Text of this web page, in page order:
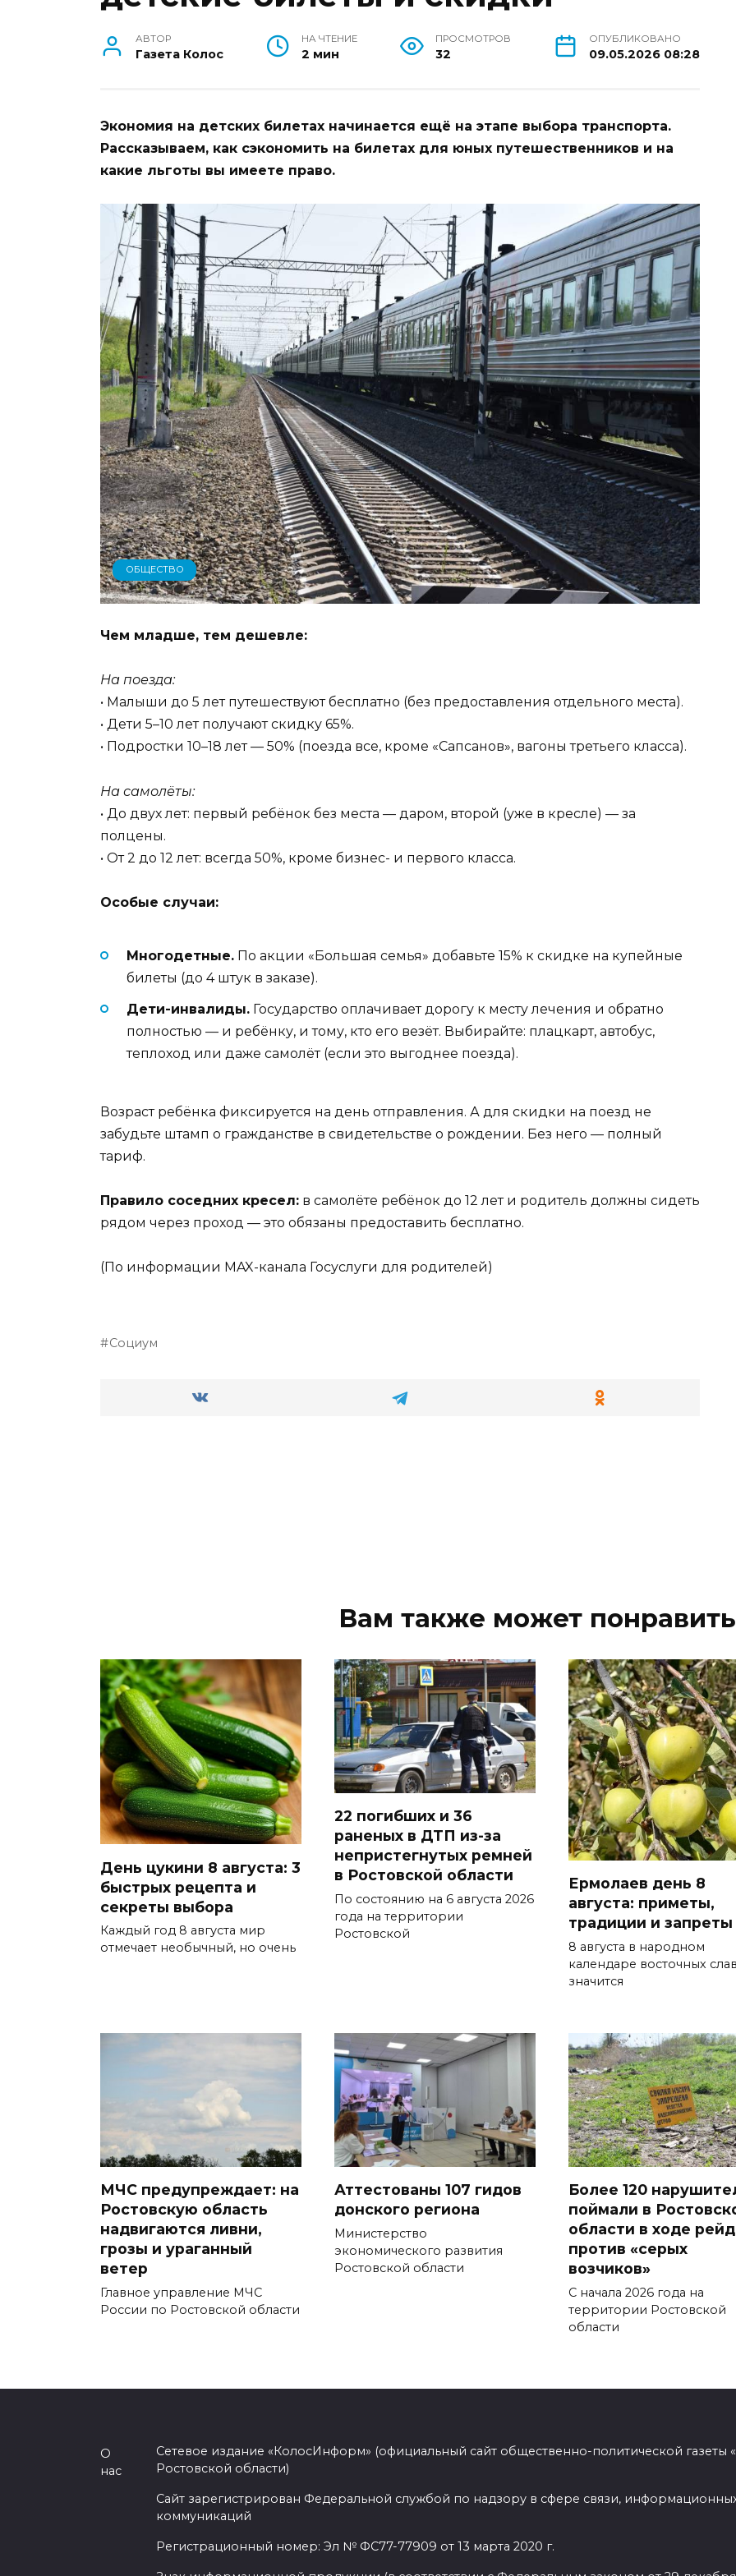
АВТОР
Газета Колос
НА ЧТЕНИЕ
2 мин
ПРОСМОТРОВ
32
ОПУБЛИКОВАНО
09.05.2026 08:28
Экономия на детских билетах начинается ещё на этапе выбора транспорта.
Рассказываем, как сэкономить на билетах для юных путешественников и на
какие льготы вы имеете право.
ОБЩЕСТВО
Чем младше, тем дешевле:
На поезда:
• Малыши до 5 лет путешествуют бесплатно (без предоставления отдельного места).
• Дети 5–10 лет получают скидку 65%.
• Подростки 10–18 лет — 50% (поезда все, кроме «Сапсанов», вагоны третьего класса).
На самолёты:
• До двух лет: первый ребёнок без места — даром, второй (уже в кресле) — за
полцены.
• От 2 до 12 лет: всегда 50%, кроме бизнес- и первого класса.
Особые случаи:
Многодетные. По акции «Большая семья» добавьте 15% к скидке на купейные
билеты (до 4 штук в заказе).
Дети-инвалиды. Государство оплачивает дорогу к месту лечения и обратно
полностью — и ребёнку, и тому, кто его везёт. Выбирайте: плацкарт, автобус,
теплоход или даже самолёт (если это выгоднее поезда).
Возраст ребёнка фиксируется на день отправления. А для скидки на поезд не
забудьте штамп о гражданстве в свидетельстве о рождении. Без него — полный
тариф.
Правило соседних кресел: в самолёте ребёнок до 12 лет и родитель должны сидеть
рядом через проход — это обязаны предоставить бесплатно.
(По информации MAX-канала Госуслуги для родителей)
Социум
Вам также может
День цукини 8 августа: 3
быстрых рецепта и
секреты выбора
Каждый год 8 августа мир
отмечает необычный, но очень
22 погибших и 36
раненых в ДТП из-за
непристегнутых ремней
в Ростовской области
По состоянию на 6 августа 2026
года на территории
Ростовской
Ермолаев день 8
августа: приметы,
традиции и запреты
8 августа в народном
календаре восточных
значится
МЧС предупреждает: на
Ростовскую область
надвигаются ливни,
грозы и ураганный
ветер
Главное управление МЧС
России по Ростовской области
Аттестованы 107 гидов
донского региона
Министерство
экономического развития
Ростовской области
Более 120
поймали в
области в ходе
против «серых
возчиков»
С начала 2026 года на
территории Ростовской
области
О
нас
Сетевое издание «КолосИнформ» (официальный сайт общественно-политической газеты
Ростовской области)
Сайт зарегистрирован Федеральной службой по надзору в сфере связи,
коммуникаций
Регистрационный номер: Эл № ФС77-77909 от 13 марта 2020 г.